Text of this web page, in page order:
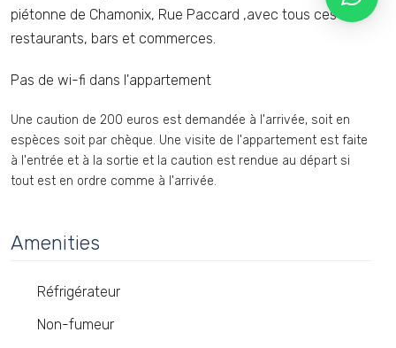
piétonne de Chamonix, Rue Paccard ,avec tous ces
restaurants, bars et commerces.
Pas de wi-fi dans l'appartement
Une caution de 200 euros est demandée à l'arrivée, soit en
espèces soit par chèque. Une visite de l'appartement est faite
à l'entrée et à la sortie et la caution est rendue au départ si
tout est en ordre comme à l'arrivée.
Amenities
Réfrigérateur
Non-fumeur